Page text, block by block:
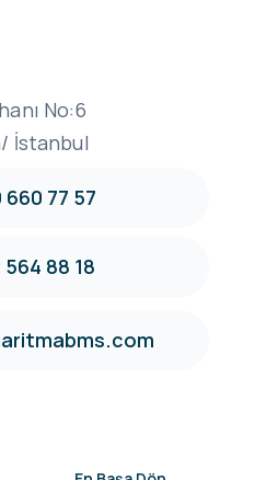
No:6
İstanbul
77 57
88 18